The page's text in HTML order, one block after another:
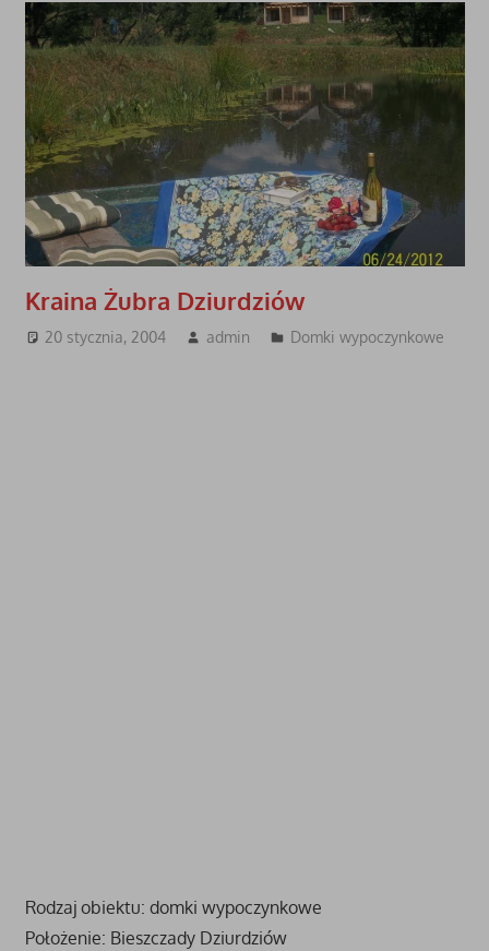
Kraina Żubra Dziurdziów
20 stycznia, 2004 admin Domki wypoczynkowe
Rodzaj obiektu: domki wypoczynkowe
Położenie: Bieszczady Dziurdziów